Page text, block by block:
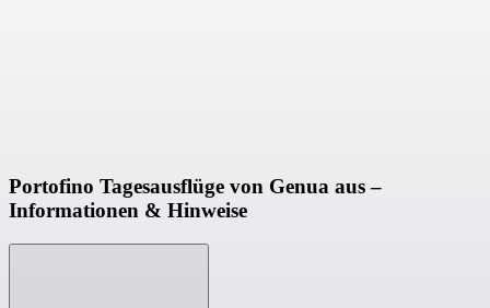
Portofino Tagesausflüge von Genua aus –
Informationen & Hinweise